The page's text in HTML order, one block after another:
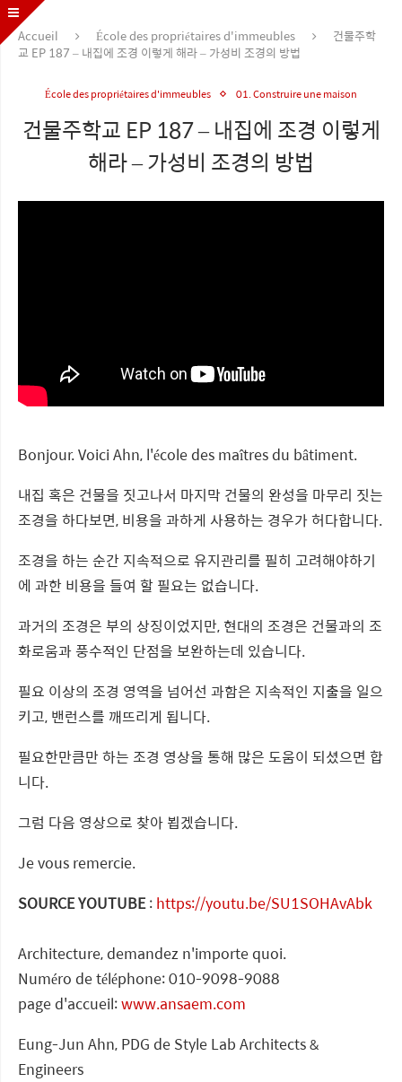
Accueil École des propriétaires d'immeubles
건물주학
교 EP 187 – 내집에 조경 이렇게 해라 – 가성비 조경의 방법
École des propriétaires d'immeubles 01. Construire une maison
건물주학교 EP 187 – 내집에 조경 이렇게
해라 – 가성비 조경의 방법
Bonjour. Voici Ahn, l'école des maîtres du bâtiment.
내집 혹은 건물을 짓고나서 마지막 건물의 완성을 마무리 짓는
조경을 하다보면, 비용을 과하게 사용하는 경우가 허다합니다.
조경을 하는 순간 지속적으로 유지관리를 필히 고려해야하기
에 과한 비용을 들여 할 필요는 없습니다.
과거의 조경은 부의 상징이었지만, 현대의 조경은 건물과의 조
화로움과 풍수적인 단점을 보완하는데 있습니다.
필요 이상의 조경 영역을 넘어선 과함은 지속적인 지출을 일으
키고, 밴런스를 깨뜨리게 됩니다.
필요한만큼만 하는 조경 영상을 통해 많은 도움이 되셨으면 합
니다.
그럼 다음 영상으로 찾아 뵙겠습니다.
Je vous remercie.
SOURCE YOUTUBE: https://youtu.be/SU1SOHAvAbk
Architecture, demandez n'importe quoi.
Numéro de téléphone: 010-9098-9088
page d'accueil:www.ansaem.com
Eung-Jun Ahn, PDG de Style Lab Architects &
Engineers